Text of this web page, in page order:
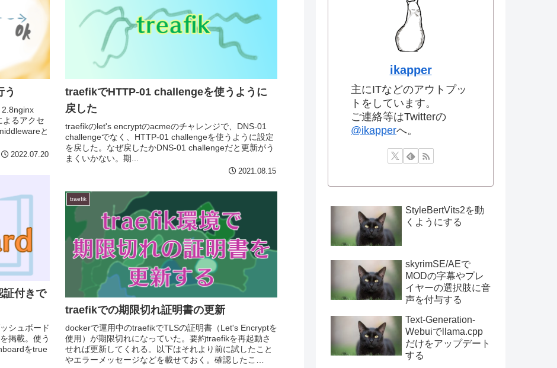
う
よるアクセ
と
2022.07.20
traefikでHTTP-01 challengeを使うように
戻した
traefikのlet's encryptのacmeのチャレンジで、DNS-01
challengeでなく、HTTP-01 challengeを使うように設定
を戻した。なぜ戻したかDNS-01 challengeだと更新がう
まくいかない。期...
2021.08.15
付きで
シュボード
掲載。使う
をtrue
traefik
traefikでの期限切れ証明書の更新
dockerで運用中のtraefikでTLSの証明書（Let's Encryptを
使用）が期限切れになっていた。要約traefikを再起動さ
せれば更新してくれる。以下はそれより前に試したこと
やエラーメッセージなどを載せておく。確認したこ
ikapper
主にITなどのアウトプッ
トをしています。
ご連絡等はTwitterの
@ikapperへ。
StyleBertVits2を動
くようにする
skyrimSE/AEで
MODの字幕やプレ
イヤーの選択肢に音
声を付与する
Text-Generation-
Webuiでllama.cpp
だけをアップデート
する